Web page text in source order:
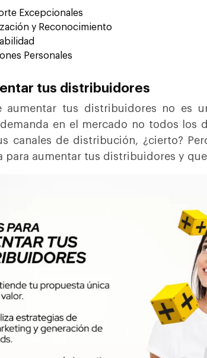
Excepcionales
y Reconocimiento
Personales
tus distribuidores
aumentar tus distribuidores no es
en el mercado no todos los
canales de distribución, ¿cierto?
para aumentar tus distribuidores y